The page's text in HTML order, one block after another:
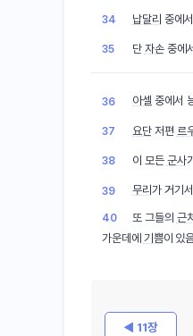
34 납달리 중에
35 단 자손중에
36 아셀 중에서
37 요단저편 르
38 이 모든 군사
39 무리 가 거기서
40 또 그들의 근
가운데에 기쁨이 있
◀ 11장